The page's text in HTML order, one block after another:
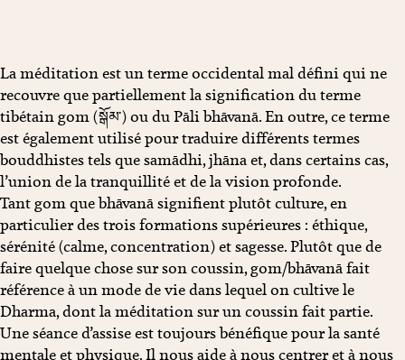
La méditation est un terme occidental mal défini qui ne
recouvre que partiellement la signification du terme
tibétain gom (སྒོམ་) ou du Pāli bhāvanā. En outre, ce terme
est également utilisé pour traduire différents termes
bouddhistes tels que samādhi, jhāna et, dans certains cas,
l’union de la tranquillité et de la vision profonde.
Tant gom que bhāvanā signifient plutôt culture, en
particulier des trois formations supérieures : éthique,
sérénité (calme, concentration) et sagesse. Plutôt que de
faire quelque chose sur son coussin, gom/bhāvanā fait
référence à un mode de vie dans lequel on cultive le
Dharma, dont la méditation sur un coussin fait partie.
Une séance d’assise est toujours bénéfique pour la santé
mentale et physique. Il nous aide à nous centrer et à nous